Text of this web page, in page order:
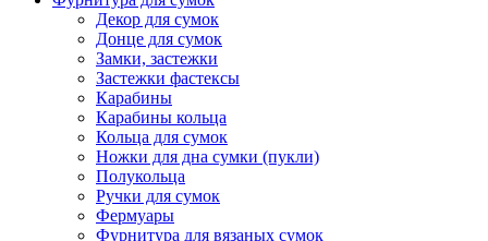
Декор для сумок
Донце для сумок
Замки, застежки
Застежки фастексы
Карабины
Карабины кольца
Кольца для сумок
Ножки для дна сумки (пукли)
Полукольца
Ручки для сумок
Фермуары
Фурнитура для вязаных сумок